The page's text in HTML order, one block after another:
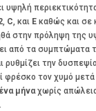
υψηλή
, C, και Eκαθώς και σε
στην πρόληψη της
από τα συμπτώματα
ρυθμίζει την
φρέσκο τον χυμό μετά
ένα μήναχωρίς